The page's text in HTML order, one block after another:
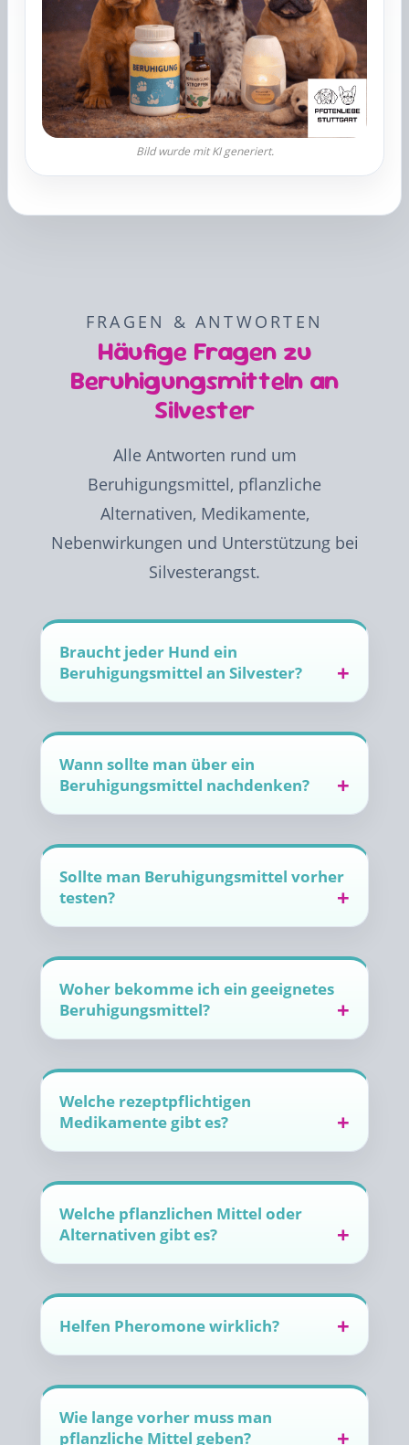
FRAGEN & ANTWORTEN
Häufige Fragen zu
Beruhigungsmitteln an
Silvester
Alle Antworten rund um
Beruhigungsmittel, pflanzliche
Alternativen, Medikamente,
Nebenwirkungen und Unterstützung bei
Silvesterangst.
Braucht jeder Hund ein
Beruhigungsmittel an Silvester?
Wann sollte man über ein
Beruhigungsmittel nachdenken?
Sollte man Beruhigungsmittel vorher
testen?
Woher bekomme ich ein geeignetes
Beruhigungsmittel?
Welche rezeptpflichtigen
Medikamente gibt es?
Welche pflanzlichen Mittel oder
Alternativen gibt es?
Helfen Pheromone wirklich?
Wie lange vorher muss man
pflanzliche Mittel geben?